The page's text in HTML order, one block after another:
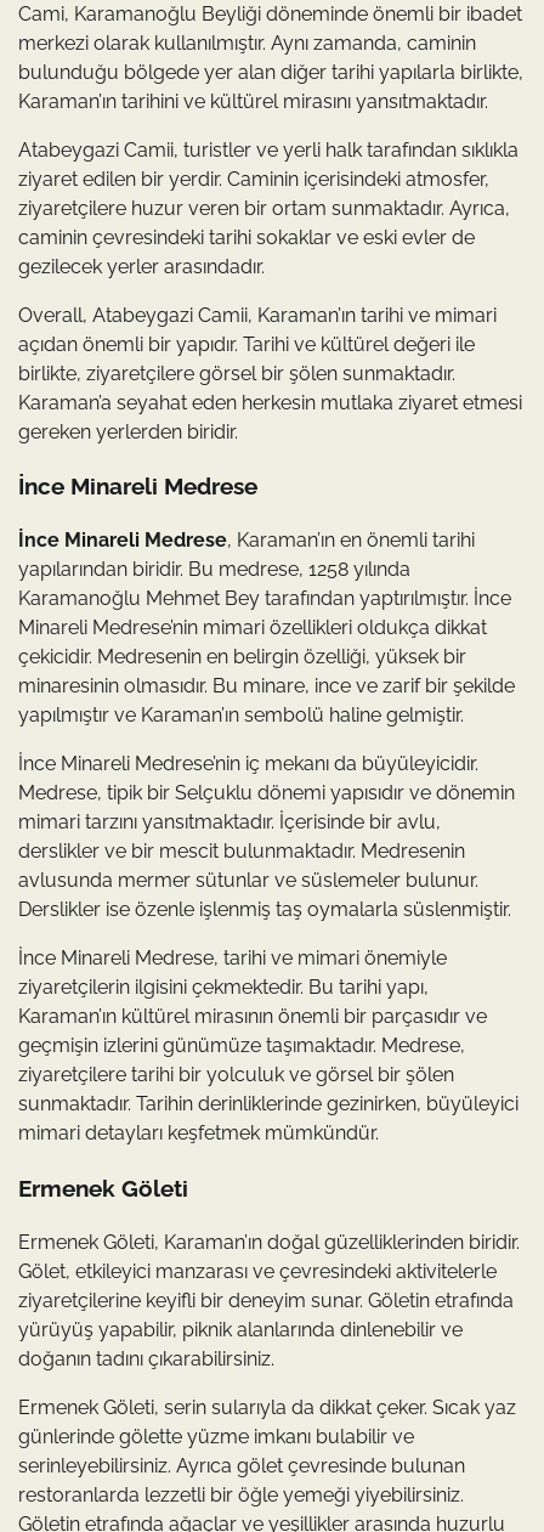
Cami, Karamanoğlu Beyliği döneminde önemli bir ibadet
merkezi olarak kullanılmıştır. Aynı zamanda, caminin
bulunduğu bölgede yer alan diğer tarihi yapılarla birlikte,
Karaman’ın tarihini ve kültürel mirasını yansıtmaktadır.
Atabeygazi Camii, turistler ve yerli halk tarafından sıklıkla
ziyaret edilen bir yerdir. Caminin içerisindeki atmosfer,
ziyaretçilere huzur veren bir ortam sunmaktadır. Ayrıca,
caminin çevresindeki tarihi sokaklar ve eski evler de
gezilecek yerler arasındadır.
Overall, Atabeygazi Camii, Karaman’ın tarihi ve mimari
açıdan önemli bir yapıdır. Tarihi ve kültürel değeri ile
birlikte, ziyaretçilere görsel bir şölen sunmaktadır.
Karaman’a seyahat eden herkesin mutlaka ziyaret etmesi
gereken yerlerden biridir.
İnce Minareli Medrese
İnce Minareli Medrese, Karaman’ın en önemli tarihi
yapılarından biridir. Bu medrese, 1258 yılında
Karamanoğlu Mehmet Bey tarafından yaptırılmıştır. İnce
Minareli Medrese’nin mimari özellikleri oldukça dikkat
çekicidir. Medresenin en belirgin özelliği, yüksek bir
minaresinin olmasıdır. Bu minare, ince ve zarif bir şekilde
yapılmıştır ve Karaman’ın sembolü haline gelmiştir.
İnce Minareli Medrese’nin iç mekanı da büyüleyicidir.
Medrese, tipik bir Selçuklu dönemi yapısıdır ve dönemin
mimari tarzını yansıtmaktadır. İçerisinde bir avlu,
derslikler ve bir mescit bulunmaktadır. Medresenin
avlusunda mermer sütunlar ve süslemeler bulunur.
Derslikler ise özenle işlenmiş taş oymalarla süslenmiştir.
İnce Minareli Medrese, tarihi ve mimari önemiyle
ziyaretçilerin ilgisini çekmektedir. Bu tarihi yapı,
Karaman’ın kültürel mirasının önemli bir parçasıdır ve
geçmişin izlerini günümüze taşımaktadır. Medrese,
ziyaretçilere tarihi bir yolculuk ve görsel bir şölen
sunmaktadır. Tarihin derinliklerinde gezinirken, büyüleyici
mimari detayları keşfetmek mümkündür.
Ermenek Göleti
Ermenek Göleti, Karaman’ın doğal güzelliklerinden biridir.
Gölet, etkileyici manzarası ve çevresindeki aktivitelerle
ziyaretçilerine keyifli bir deneyim sunar. Göletin etrafında
yürüyüş yapabilir, piknik alanlarında dinlenebilir ve
doğanın tadını çıkarabilirsiniz.
Ermenek Göleti, serin sularıyla da dikkat çeker. Sıcak yaz
günlerinde gölette yüzme imkanı bulabilir ve
serinleyebilirsiniz. Ayrıca gölet çevresinde bulunan
restoranlarda lezzetli bir öğle yemeği yiyebilirsiniz.
Göletin etrafında ağaçlar ve yeşillikler arasında huzurlu